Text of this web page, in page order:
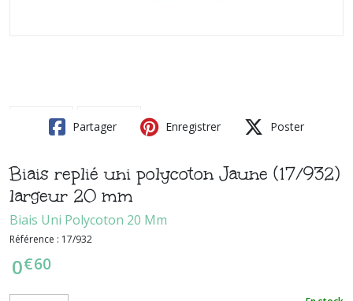
Partager Enregistrer Poster
Biais replié uni polycoton Jaune (17/932)
largeur 20 mm
Biais Uni Polycoton 20 Mm
Référence : 17/932
0€60